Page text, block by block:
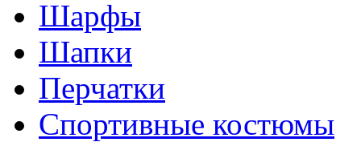
Шарфы
Шапки
Перчатки
Спортивные костюмы